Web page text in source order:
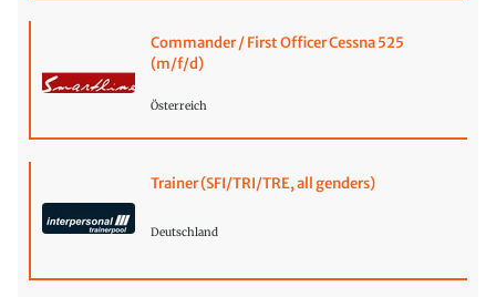
Commander / First Officer Cessna 525
(m/f/d)
Österreich
Trainer (SFI/TRI/TRE, all genders)
Deutschland